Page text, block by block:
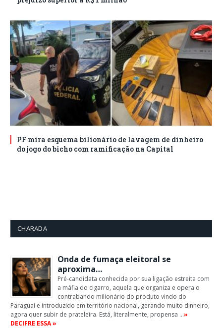
PF mira esquema bilionário de lavagem de dinheiro
do jogo do bicho com ramificação na Capital
CHARADA
Onda de fumaça eleitoral se
aproxima…
Pré-candidata conhecida por sua ligação estreita com
a máfia do cigarro, aquela que organiza e opera o
contrabando milionário do produto vindo do
Paraguai e introduzido em território nacional, gerando muito dinheiro,
agora quer subir de prateleira. Está, literalmente, propensa …»
DECIFRE ESSA »